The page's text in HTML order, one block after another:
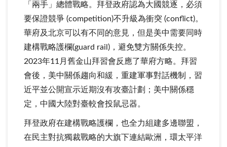
「兩手」總體戰略。拜登政府認為大國競逐，必須
要保證競爭 (competition)不升級為衝突 (conflict)。
華府及北京可以有不同的意見，但是美中需要同時
建構戰略護欄(guard rail)，避免雙方關係失控。
2023年11月舊金山拜習會反應了華府方略。拜習
會後，美中關係趨向和緩，重建軍事對話機制，習
近平並公開宣示近期沒有攻臺計劃；美中關係穩
定，中國大陸對臺較會投鼠忌器。
拜登政府在建構戰略護欄，也全力組建多邊聯盟，
在民主對抗獨裁戰略的大旗下連結歐洲，環太平洋